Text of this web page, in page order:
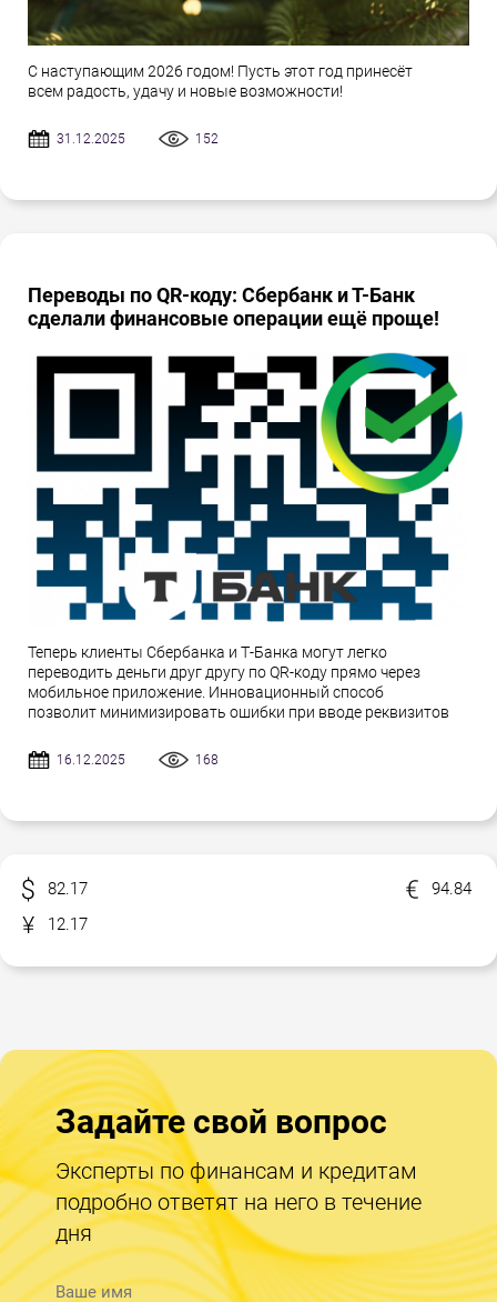
С наступающим 2026 годом! Пусть этот год принесёт
всем радость, удачу и новые возможности!
31.12.2025 152
Переводы по QR-коду: Сбербанк и Т-Банк
сделали финансовые операции ещё проще!
Теперь клиенты Сбербанка и Т-Банка могут легко
переводить деньги друг другу по QR-коду прямо через
мобильное приложение. Инновационный способ
позволит минимизировать ошибки при вводе реквизитов
16.12.2025 168
82.17
94.84
12.17
Задайте свой вопрос
Эксперты по финансам и кредитам
подробно ответят на него в течение
дня